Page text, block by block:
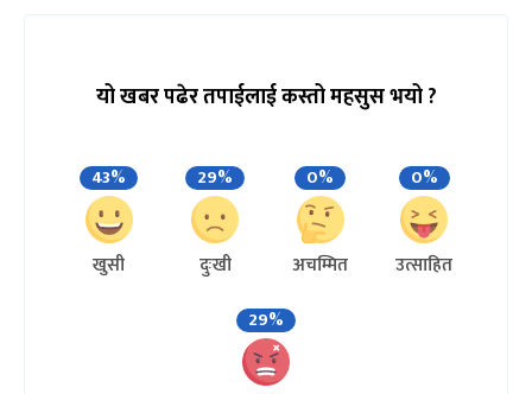
यो खबर पढेर तपाईलाई कस्तो महसुस भयो ?
43%
खुसी
29%
दुःखी
0%
अचम्मित
0%
उत्साहित
29%